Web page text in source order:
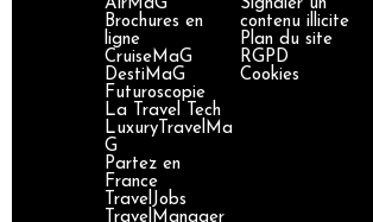
AirMaG
Brochures en
ligne
CruiseMaG
DestiMaG
Futuroscopie
La Travel Tech
LuxuryTravelMa
G
Partez en
France
TravelJobs
TravelManager
Signaler un
contenu illicite
Plan du site
RGPD
Cookies